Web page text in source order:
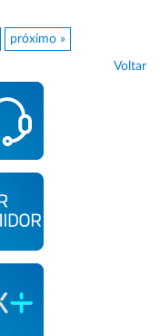
próximo »
Voltar